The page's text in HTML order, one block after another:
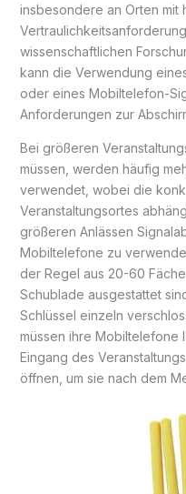
insbesondere an Orten mit
wissenschaftlichen
kann die Verwendung
oder eines Mobiltelefon-
Anforderungen zur
Bei größeren
müssen, werden häufig
verwendet, wobei die
Veranstaltungsortes
größeren Anlässen
Mobiltelefone zu
der Regel aus 20-60
Schublade ausgestattet
Schlüssel einzeln
müssen ihre Mobiltelefone
Eingang des
öffnen, um sie nach dem